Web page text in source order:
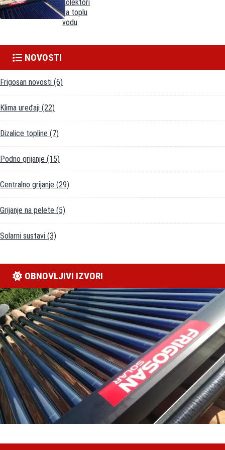
kolektori
za toplu
vodu
NOVOSTI
Frigosan novosti (6)
Klima uređaji (22)
Dizalice topline (7)
Podno grijanje (15)
Centralno grijanje (29)
Grijanje na pelete (5)
Solarni sustavi (3)
OBNOVLJIVI IZVORI